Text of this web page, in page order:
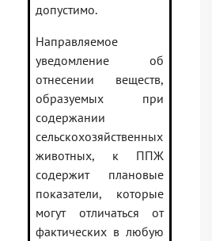
допустимо.
Направляемое
уведомление об
отнесении веществ,
образуемых при
содержании
сельскохозяйственных
животных, к ППЖ
содержит плановые
показатели, которые
могут отличаться от
фактических в любую